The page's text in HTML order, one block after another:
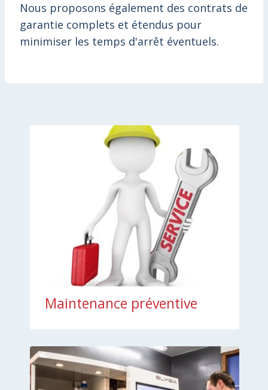
Nous proposons également des contrats de
garantie complets et étendus pour
minimiser les temps d'arrêt éventuels.
Maintenance préventive